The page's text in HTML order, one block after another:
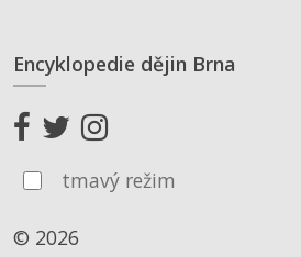
Encyklopedie dějin Brna
tmavý režim
© 2026